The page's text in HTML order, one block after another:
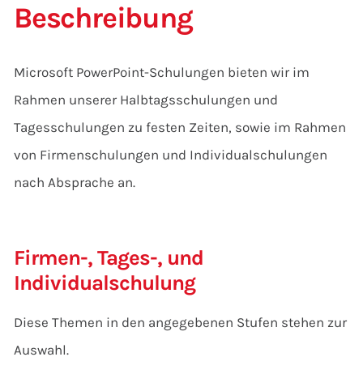
Beschreibung
Microsoft PowerPoint-Schulungen bieten wir im
Rahmen unserer Halbtagsschulungen und
Tagesschulungen zu festen Zeiten, sowie im Rahmen
von Firmenschulungen und Individualschulungen
nach Absprache an.
Firmen-, Tages-, und
Individualschulung
Diese Themen in den angegebenen Stufen stehen zur
Auswahl.